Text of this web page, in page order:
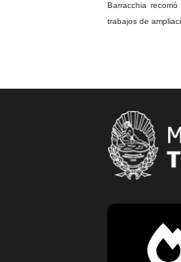
Barracchia
trabajos de